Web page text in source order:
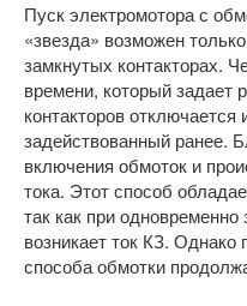
Пуск электромотора с
«звезда» возможен
замкнутых контакторах.
времени, который задает
контакторов
задействованный ранее.
включения обмоток и
тока. Этот способ
так как при
возникает ток КЗ. Однако
способа обмотки